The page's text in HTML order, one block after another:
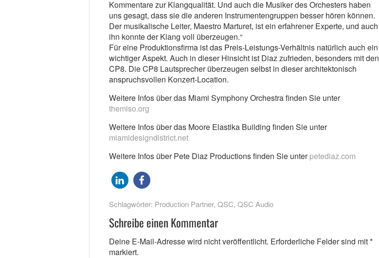
Kommentare zur Klangqualität. Und auch die Musiker des Orchesters haben
uns gesagt, dass sie die anderen Instrumentengruppen besser hören können.
Der musikalische Leiter, Maestro Marturet, ist ein erfahrener Experte, und auch
ihn konnte der Klang voll überzeugen.“
Für eine Produktionsfirma ist das Preis-Leistungs-Verhältnis natürlich auch ein
wichtiger Aspekt. Auch in dieser Hinsicht ist Diaz zufrieden, besonders mit den
CP8. Die CP8 Lautsprecher überzeugen selbst in dieser architektonisch
anspruchsvollen Konzert-Location.
Weitere Infos über das Miami Symphony Orchestra finden Sie unter
themiso.org
Weitere Infos über das Moore Elastika Building finden Sie unter
miamidesigndistrict.net
Weitere Infos über Pete Diaz Productions finden Sie unterpetediaz.com
Schlagwörter: Production Partner, QSC, QSC Audio
Schreibe einen Kommentar
Deine E-Mail-Adresse wird nicht veröffentlicht. Erforderliche Felder sind mit*
markiert.